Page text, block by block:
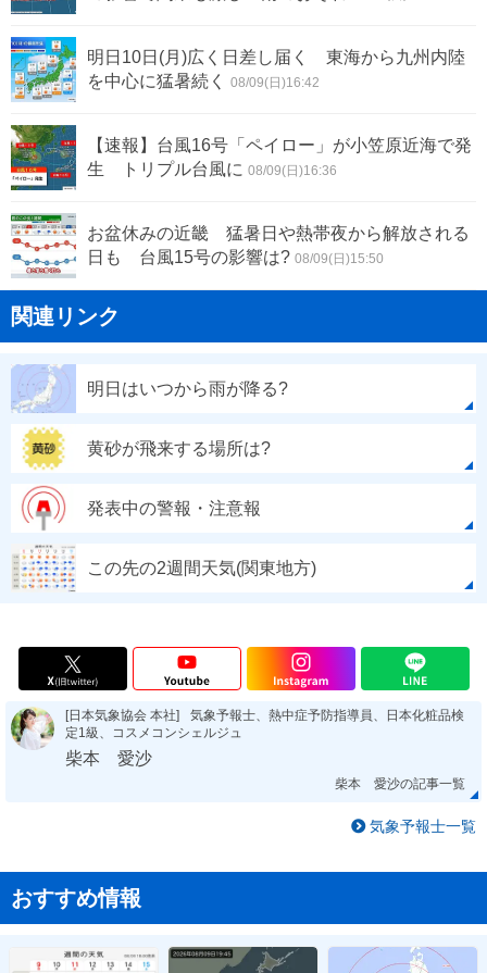
明日10日(月)広く日差し届く 東海から九州内陸
を中心に猛暑続く
08/09(日)16:42
【速報】台風16号「ペイロー」が小笠原近海で発
生 トリプル台風に 08/09(日)16:36
お盆休みの近畿 猛暑日や熱帯夜から解放される
日も 台風15号の影響は? 08/09(日)15:50
関連リンク
明日はいつから雨が降る?
黄砂が飛来する場所は?
発表中の警報・注意報
この先の2週間天気(関東地方)
[日本気象協会 本社]
気象予報士、熱中症予防指導員、日本化粧品検
定1級、コスメコンシェルジュ
柴本 愛沙
柴本 愛沙の記事一覧
気象予報士一覧
おすすめ情報